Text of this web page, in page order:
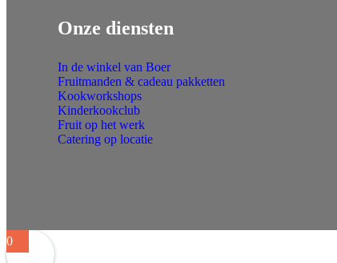
Onze diensten
In de winkel van Boer
Fruitmanden & cadeau pakketten
Kookworkshops
Kinderkookclub
Fruit op het werk
Catering op locatie
0